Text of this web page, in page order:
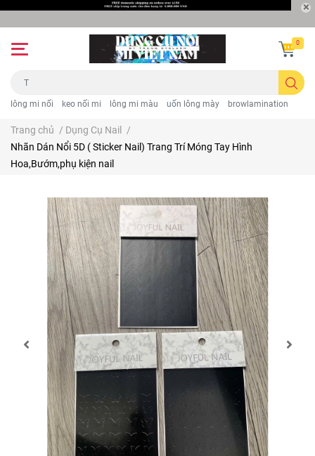
lông mi nối keo nối mi lông mi màu uốn lông mày browlamination
0
Trang chủ / Dụng Cụ Nail
/
Nhãn Dán Nổi 5D ( Sticker Nail) Trang Trí Móng Tay Hình
Hoa,Bướm,phụ kiện nail